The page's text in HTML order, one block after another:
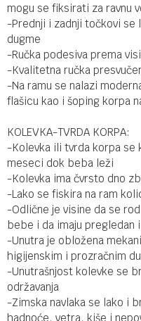
mogu se fiksirati za ravnu
-Prednji i zadnji točkovi se
dugme
-Ručka podesiva prema
-Kvalitetna ručka
-Na ramu se nalazi
flašicu kao i šoping korpa
KOLEVKA-TVRDA KORPA:
-Kolevka ili tvrda korpa se
meseci dok beba leži
-Kolevka ima čvrsto dno
-Lako se fiskira na ram
-Odlične je visine da se
bebe i da imaju
-Unutra je obložena
higijenskim i prozračnim
-Unutrašnjost kolevke se
održavanja
-Zimska navlaka se lako i
hadnoće, vetra, kiše i